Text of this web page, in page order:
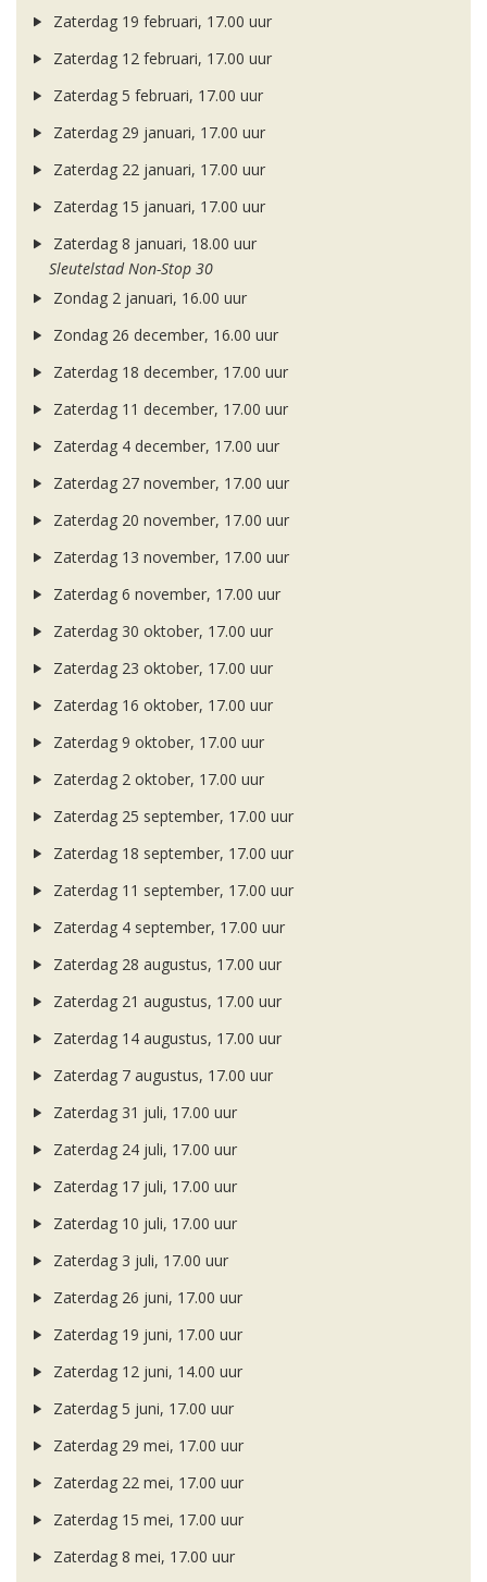
Zaterdag 19 februari, 17.00 uur
Zaterdag 12 februari, 17.00 uur
Zaterdag 5 februari, 17.00 uur
Zaterdag 29 januari, 17.00 uur
Zaterdag 22 januari, 17.00 uur
Zaterdag 15 januari, 17.00 uur
Zaterdag 8 januari, 18.00 uur
Sleutelstad Non-Stop 30
Zondag 2 januari, 16.00 uur
Zondag 26 december, 16.00 uur
Zaterdag 18 december, 17.00 uur
Zaterdag 11 december, 17.00 uur
Zaterdag 4 december, 17.00 uur
Zaterdag 27 november, 17.00 uur
Zaterdag 20 november, 17.00 uur
Zaterdag 13 november, 17.00 uur
Zaterdag 6 november, 17.00 uur
Zaterdag 30 oktober, 17.00 uur
Zaterdag 23 oktober, 17.00 uur
Zaterdag 16 oktober, 17.00 uur
Zaterdag 9 oktober, 17.00 uur
Zaterdag 2 oktober, 17.00 uur
Zaterdag 25 september, 17.00 uur
Zaterdag 18 september, 17.00 uur
Zaterdag 11 september, 17.00 uur
Zaterdag 4 september, 17.00 uur
Zaterdag 28 augustus, 17.00 uur
Zaterdag 21 augustus, 17.00 uur
Zaterdag 14 augustus, 17.00 uur
Zaterdag 7 augustus, 17.00 uur
Zaterdag 31 juli, 17.00 uur
Zaterdag 24 juli, 17.00 uur
Zaterdag 17 juli, 17.00 uur
Zaterdag 10 juli, 17.00 uur
Zaterdag 3 juli, 17.00 uur
Zaterdag 26 juni, 17.00 uur
Zaterdag 19 juni, 17.00 uur
Zaterdag 12 juni, 14.00 uur
Zaterdag 5 juni, 17.00 uur
Zaterdag 29 mei, 17.00 uur
Zaterdag 22 mei, 17.00 uur
Zaterdag 15 mei, 17.00 uur
Zaterdag 8 mei, 17.00 uur